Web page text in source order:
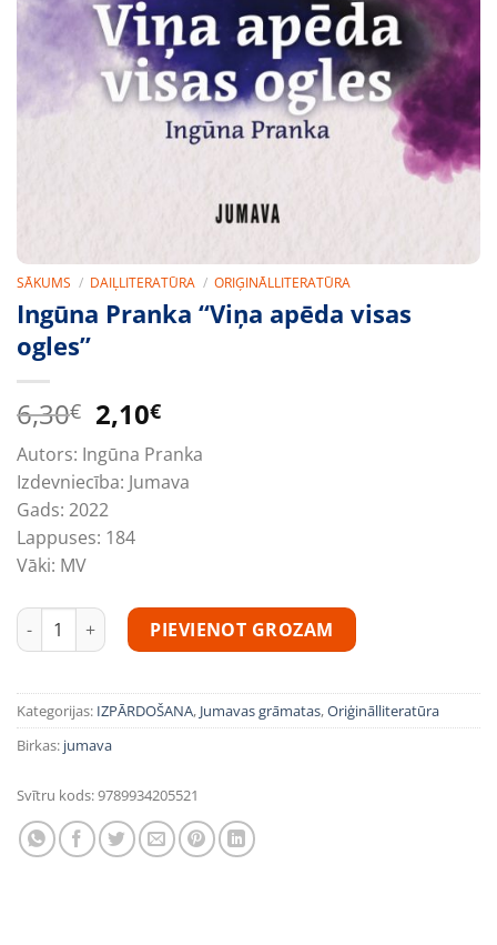
SĀKUMS / DAIĻLITERATŪRA / ORIĢINĀLLITERATŪRA
Ingūna Pranka “Viņa apēda visas
ogles”
6,30€ Original
price
was:
6,30€.
2,10€Current
price
is:
2,10€.
Autors: Ingūna Pranka
Izdevniecība: Jumava
Gads: 2022
Lappuses: 184
Vāki: MV
Ingūna Pranka “Viņa apēda visas ogles" daudzums
PIEVIENOT GROZAM
Kategorijas: IZPĀRDOŠANA, Jumavas grāmatas,Oriģinālliteratūra
Birkas: jumava
Svītru kods:9789934205521